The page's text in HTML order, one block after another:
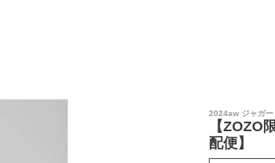
2024aw ジャガ
【ZOZO
配便】